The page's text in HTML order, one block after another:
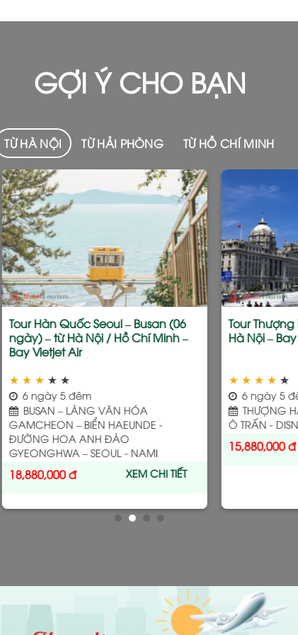
GỢI Ý CHO BẠN
TỪ HÀ NỘI TỪ HẢI PHÒNG TỪ HỒ CHÍ MINH
Add
to
wishlist
Tour Lệ Giang – Shangrila bay thẳng
(05 ngày) – từ Hà Nội – Bay Bamboo
Airways
★ ★ ★ ★ ★
5 ngày 4 đêm
LỆ GIANG - SHANGRILA
14,990,000đ XEM CHI TIẾT
Tour Trung
từ Hà Nội –
★ ★ ★ ★ ★
7 ngày 6
BẮC KINH
CHÂU -
24,990,000đ